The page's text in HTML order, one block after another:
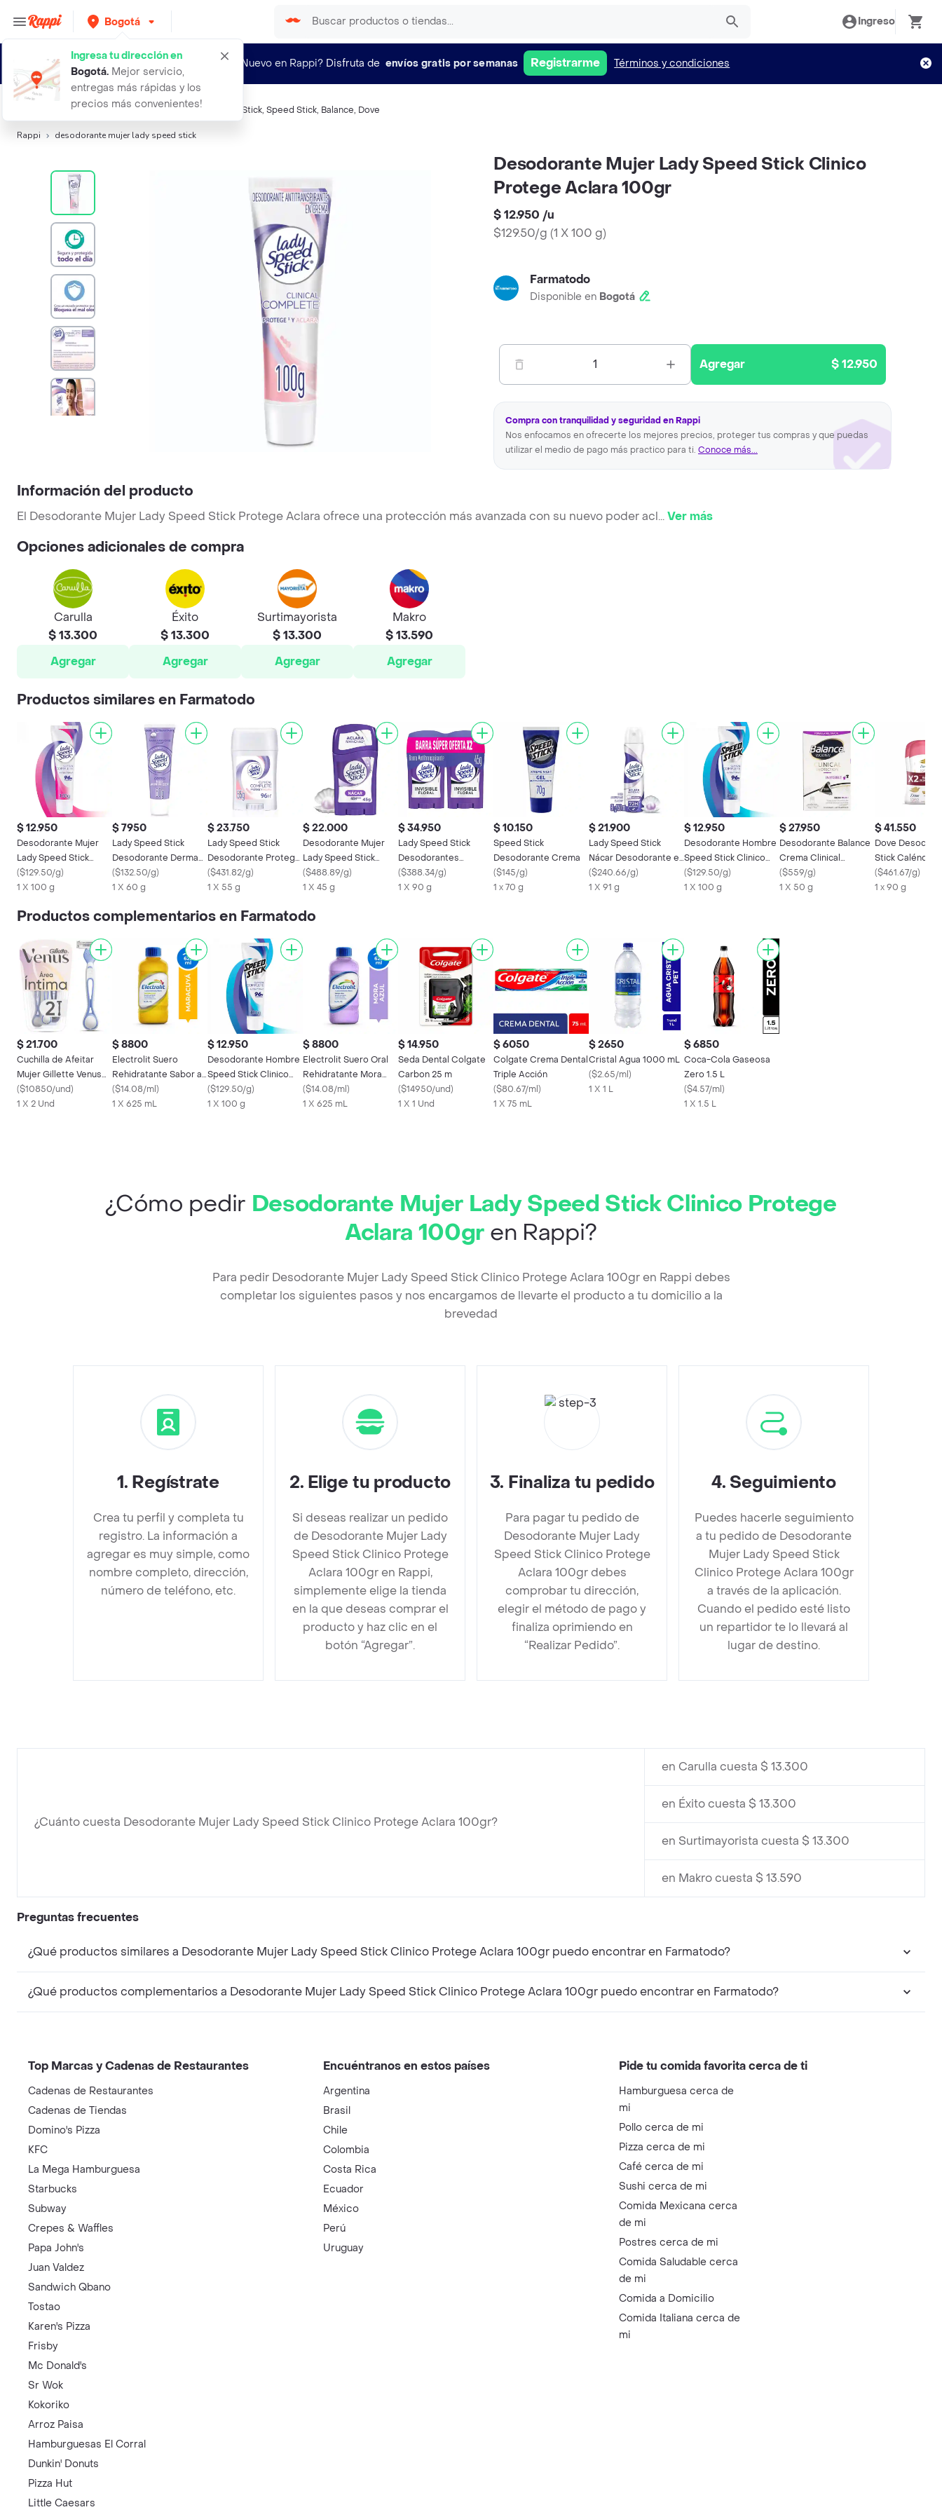
Bogotá
Ingresa tu dirección en
Bogotá. Mejor servicio,
entregas más rápidas y los
precios más convenientes!
Ingreso
¿Nuevo en Rappi? Disfruta de envíos gratis por semanas Registrarme Términos y condiciones
Búsquedas relacionadas:Desodorantes,Lady Speed Stick, Speed Stick, Balance, Dove
Rappi desodorante mujer lady speed stick
Desodorante Mujer Lady Speed Stick Clinico
Protege Aclara 100gr
$ 12.950 /u
$129.50/g (1 X 100 g)
Farmatodo
Disponible en Bogotá
1 Agregar $ 12.950
Compra con tranquilidad y seguridad en Rappi
Nos enfocamos en ofrecerte los mejores precios, proteger tus compras y que puedas
utilizar el medio de pago más practico para ti. Conoce más...
Información del producto
El Desodorante Mujer Lady Speed Stick Protege Aclara ofrece una protección más avanzada con su nuevo poder acl...Ver más
Opciones adicionales de compra
Carulla
$ 13.300
Agregar
Éxito
$ 13.300
Agregar
Surtimayorista
$ 13.300
Agregar
Makro
$ 13.590
Agregar
Productos similares en Farmatodo
$ 12.950
Desodorante Mujer
Lady Speed Stick
Clinico
Antitranspirante Tubo
($129.50/g)
1 X 100 g
$ 7950
Lady Speed Stick
Desodorante Derma
Hair Minimizer Mujer
60 g
($132.50/g)
1 X 60 g
$ 23.750
Lady Speed Stick
Desodorante Protege
Aclara Crema 55 g
($431.82/g)
1 X 55 g
$ 22.000
Desodorante Mujer
Lady Speed Stick
Derma + Aclarado
Nácar 45 g
($488.89/g)
1 X 45 g
$ 34.950
Lady Speed Stick
Desodorantes
Invisible Floral 90 g
($388.34/g)
1 X 90 g
$ 10.150
Speed Stick
Desodorante Crema
($145/g)
1 x 70 g
$ 21.900
Lady Speed Stick
Nácar Desodorante en
Aerosol 91 g
($240.66/g)
1 X 91 g
$ 12.950
Desodorante Hombre
Speed Stick Clinico
Antitranspirante Tubo
100g
($129.50/g)
1 X 100 g
$ 27.950
Desodorante Balance
Crema Clinical
Invisible Mujer 50Gr
($559/g)
1 X 50 g
$ 41.550
Dove
Stick Caléndula
($461.67/g)
1 x 90 g
Productos complementarios en Farmatodo
$ 21.700
Cuchilla de Afeitar
Mujer Gillette Venus
Íntima 2 Und
($10850/und)
1 X 2 Und
$ 8800
Electrolit Suero
Rehidratante Sabor a
Maracuyá
($14.08/ml)
1 X 625 mL
$ 12.950
Desodorante Hombre
Speed Stick Clinico
Antitranspirante Tubo
100g
($129.50/g)
1 X 100 g
$ 8800
Electrolit Suero Oral
Rehidratante Mora
Azul
($14.08/ml)
1 X 625 mL
$ 14.950
Seda Dental Colgate
Carbon 25 m
($14950/und)
1 X 1 Und
$ 6050
Colgate Crema Dental
Triple Acción
($80.67/ml)
1 X 75 mL
$ 2650
Cristal Agua 1000 mL
($2.65/ml)
1 X 1 L
$ 6850
Coca-Cola Gaseosa
Zero 1.5 L
($4.57/ml)
1 X 1.5 L
¿Cómo pedir Desodorante Mujer Lady Speed Stick Clinico Protege
Aclara 100gr en Rappi?
Para pedir Desodorante Mujer Lady Speed Stick Clinico Protege Aclara 100gr en Rappi debes
completar los siguientes pasos y nos encargamos de llevarte el producto a tu domicilio a la
brevedad
1. Regístrate
Crea tu perfil y completa tu
registro. La información a
agregar es muy simple, como
nombre completo, dirección,
número de teléfono, etc.
2. Elige tu producto
Si deseas realizar un pedido
de Desodorante Mujer Lady
Speed Stick Clinico Protege
Aclara 100gr en Rappi,
simplemente elige la tienda
en la que deseas comprar el
producto y haz clic en el
botón “Agregar”.
3. Finaliza tu pedido
Para pagar tu pedido de
Desodorante Mujer Lady
Speed Stick Clinico Protege
Aclara 100gr debes
comprobar tu dirección,
elegir el método de pago y
finaliza oprimiendo en
“Realizar Pedido”.
4. Seguimiento
Puedes hacerle seguimiento
a tu pedido de Desodorante
Mujer Lady Speed Stick
Clinico Protege Aclara 100gr
a través de la aplicación.
Cuando el pedido esté listo
un repartidor te lo llevará al
lugar de destino.
¿Cuánto cuesta Desodorante Mujer Lady Speed Stick Clinico Protege Aclara 100gr?
en Carulla cuesta $ 13.300
en Éxito cuesta $ 13.300
en Surtimayorista cuesta $ 13.300
en Makro cuesta $ 13.590
Preguntas frecuentes
¿Qué productos similares a Desodorante Mujer Lady Speed Stick Clinico Protege Aclara 100gr puedo encontrar en Farmatodo?
¿Qué productos complementarios a Desodorante Mujer Lady Speed Stick Clinico Protege Aclara 100gr puedo encontrar en Farmatodo?
Top Marcas y Cadenas de Restaurantes
Cadenas de Restaurantes
Cadenas de Tiendas
Domino's Pizza
KFC
La Mega Hamburguesa
Starbucks
Subway
Crepes & Waffles
Papa John's
Juan Valdez
Sandwich Qbano
Tostao
Karen's Pizza
Frisby
Mc Donald's
Sr Wok
Kokoriko
Arroz Paisa
Hamburguesas El Corral
Dunkin' Donuts
Pizza Hut
Little Caesars
Encuéntranos en estos países
Argentina
Brasil
Chile
Colombia
Costa Rica
Ecuador
México
Perú
Uruguay
Pide tu comida favorita cerca de ti
Hamburguesa cerca de
mi
Pollo cerca de mi
Pizza cerca de mi
Café cerca de mi
Sushi cerca de mi
Comida Mexicana cerca
de mi
Postres cerca de mi
Comida Saludable cerca
de mi
Comida a Domicilio
Comida Italiana cerca de
mi